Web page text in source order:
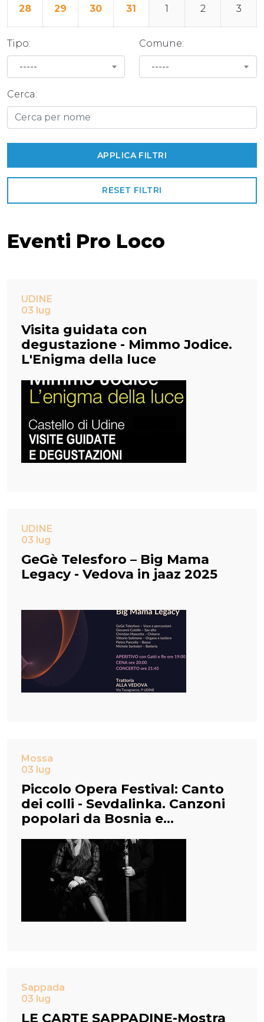
28 29 30 31 1 2 3
Tipo:
-----
Comune:
-----
Cerca:
RESET FILTRI
Eventi Pro Loco
UDINE
03 lug
Visita guidata con
degustazione - Mimmo Jodice.
L'Enigma della luce
UDINE
03 lug
GeGè Telesforo – Big Mama
Legacy - Vedova in jaaz 2025
Mossa
03 lug
Piccolo Opera Festival: Canto
dei colli - Sevdalinka. Canzoni
popolari da Bosnia e
Sappada
03 lug
LE CARTE SAPPADINE-Mostra